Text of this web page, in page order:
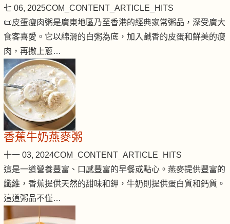
七 06, 2025COM_CONTENT_ARTICLE_HITS
📜皮蛋瘦肉粥是廣東地區乃至香港的經典家常粥品，深受廣大
食客喜愛。它以綿滑的白粥為底，加入鹹香的皮蛋和鮮美的瘦
肉，再撒上蔥…
香蕉牛奶燕麥粥
十一 03, 2024COM_CONTENT_ARTICLE_HITS
這是一道營養豐富、口感豐富的早餐或點心。燕麥提供豐富的
纖維，香蕉提供天然的甜味和鉀，牛奶則提供蛋白質和鈣質。
這道粥品不僅…